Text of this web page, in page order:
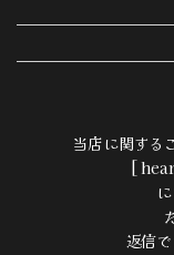
当店に関する
[
返信